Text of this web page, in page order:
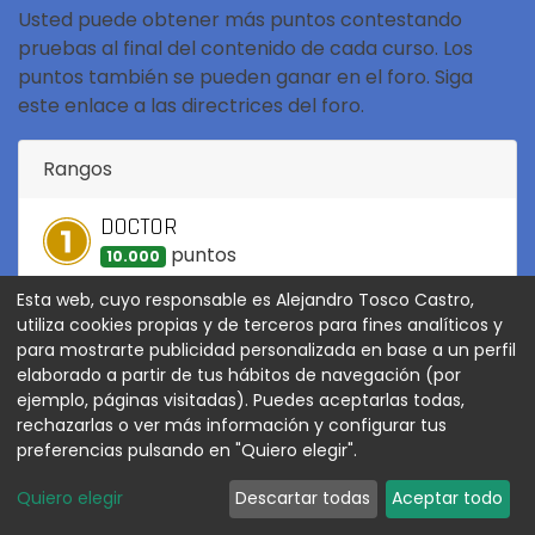
Usted puede obtener más puntos contestando
pruebas al final del contenido de cada curso. Los
puntos también se pueden ganar en el foro. Siga
este enlace a las directrices del foro.
Rangos
DOCTOR
10.000 puntos
MASTER
2.000 puntos
APRENDIZ
500 punto s
ESTUDIANTE
Esta web, cuyo responsable es Alejandro Tosco Castro,
utiliza cookies propias y de terceros para fines analíticos y
para mostrarte publicidad personalizada en base a un perfil
elaborado a partir de tus hábitos de navegación (por
ejemplo, páginas visitadas). Puedes aceptarlas todas,
rechazarlas o ver más información y configurar tus
preferencias pulsando en "Quiero elegir".
Quiero elegir Descartar todas Aceptar todo